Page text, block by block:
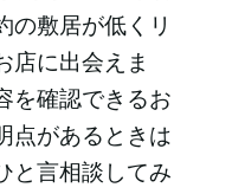
の敷居が低くリ
店に出会えま
を確認できるお
点があるときは
と言相談してみ